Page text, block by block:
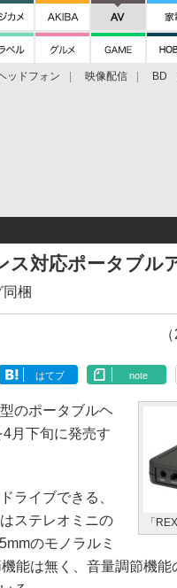
ッドフォン 映像配信 BD
ス対応ポータブル
梱
はてブ note
「
のポータブルヘ
月下旬に発売す
ライブできる、
ステレオミニの
のモノラルミ
能は無く、音量調節機能